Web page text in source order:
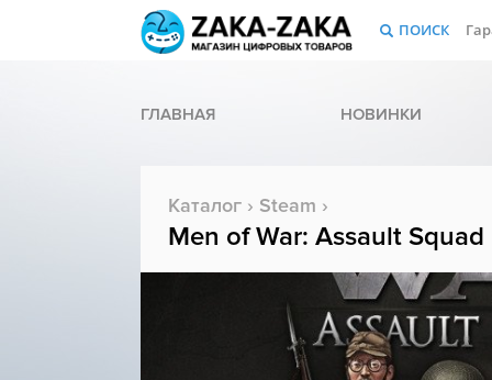
ПОИСК
ГЛАВНАЯ НОВИНКИ
Каталог › Steam ›
Men of War: Assault Squad